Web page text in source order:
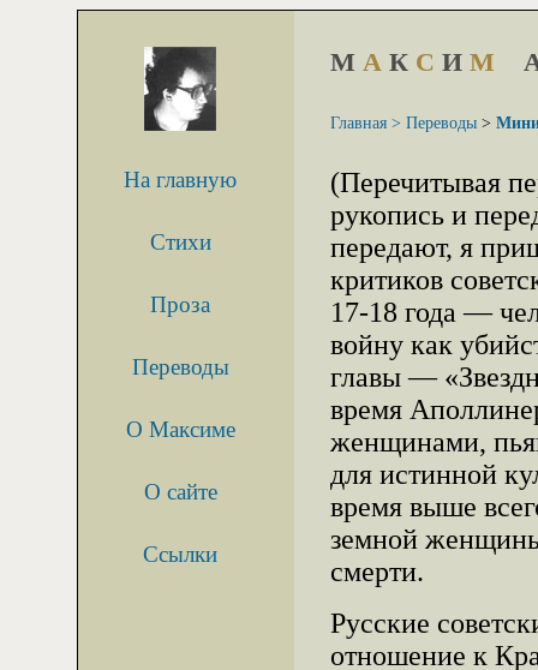
На главную
Стихи
Проза
Переводы
О Максиме
О сайте
Ссылки
М А К С И М
Главная > Переводы >
(Перечитывая
рукопись и
передают, я
критиков
17-18 года —
войну как
главы —
время
женщинами,
для истинной
время выше
земной
смерти.
Русские
отношение к